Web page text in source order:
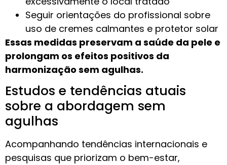
Seguir orientações do profissional sobre
uso de cremes calmantes e protetor solar
Essas medidas preservam a saúde da pele e
prolongam os efeitos positivos da
harmonização sem agulhas.
Estudos e tendências atuais
sobre a abordagem sem
agulhas
Acompanhando tendências internacionais e
pesquisas que priorizam o bem-estar,